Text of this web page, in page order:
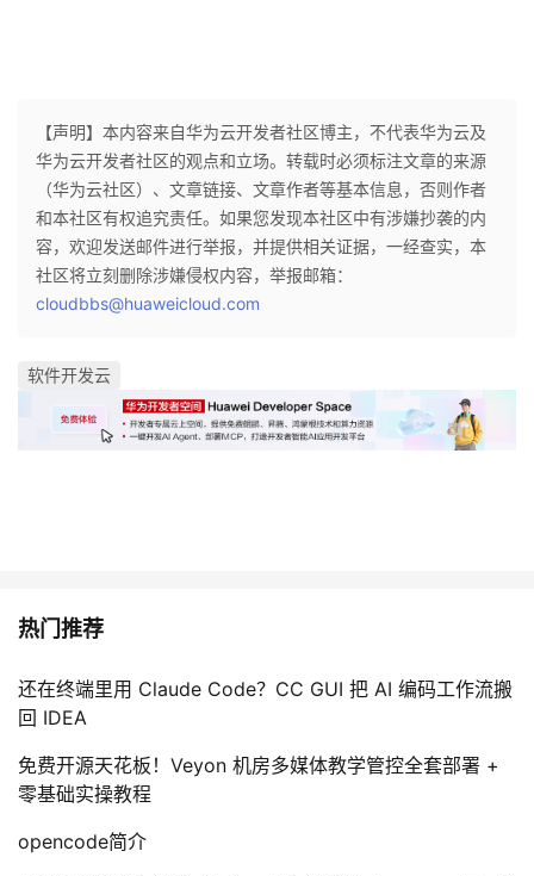
【声明】本内容来自华为云开发者社区博主，不代表华为云及
华为云开发者社区的观点和立场。转载时必须标注文章的来源
（华为云社区）、文章链接、文章作者等基本信息，否则作者
和本社区有权追究责任。如果您发现本社区中有涉嫌抄袭的内
容，欢迎发送邮件进行举报，并提供相关证据，一经查实，本
社区将立刻删除涉嫌侵权内容，举报邮箱：
cloudbbs@huaweicloud.com
软件开发云
热门推荐
还在终端里用 Claude Code？CC GUI 把 AI 编码工作流搬
回 IDEA
免费开源天花板！Veyon 机房多媒体教学管控全套部署 +
零基础实操教程
opencode简介